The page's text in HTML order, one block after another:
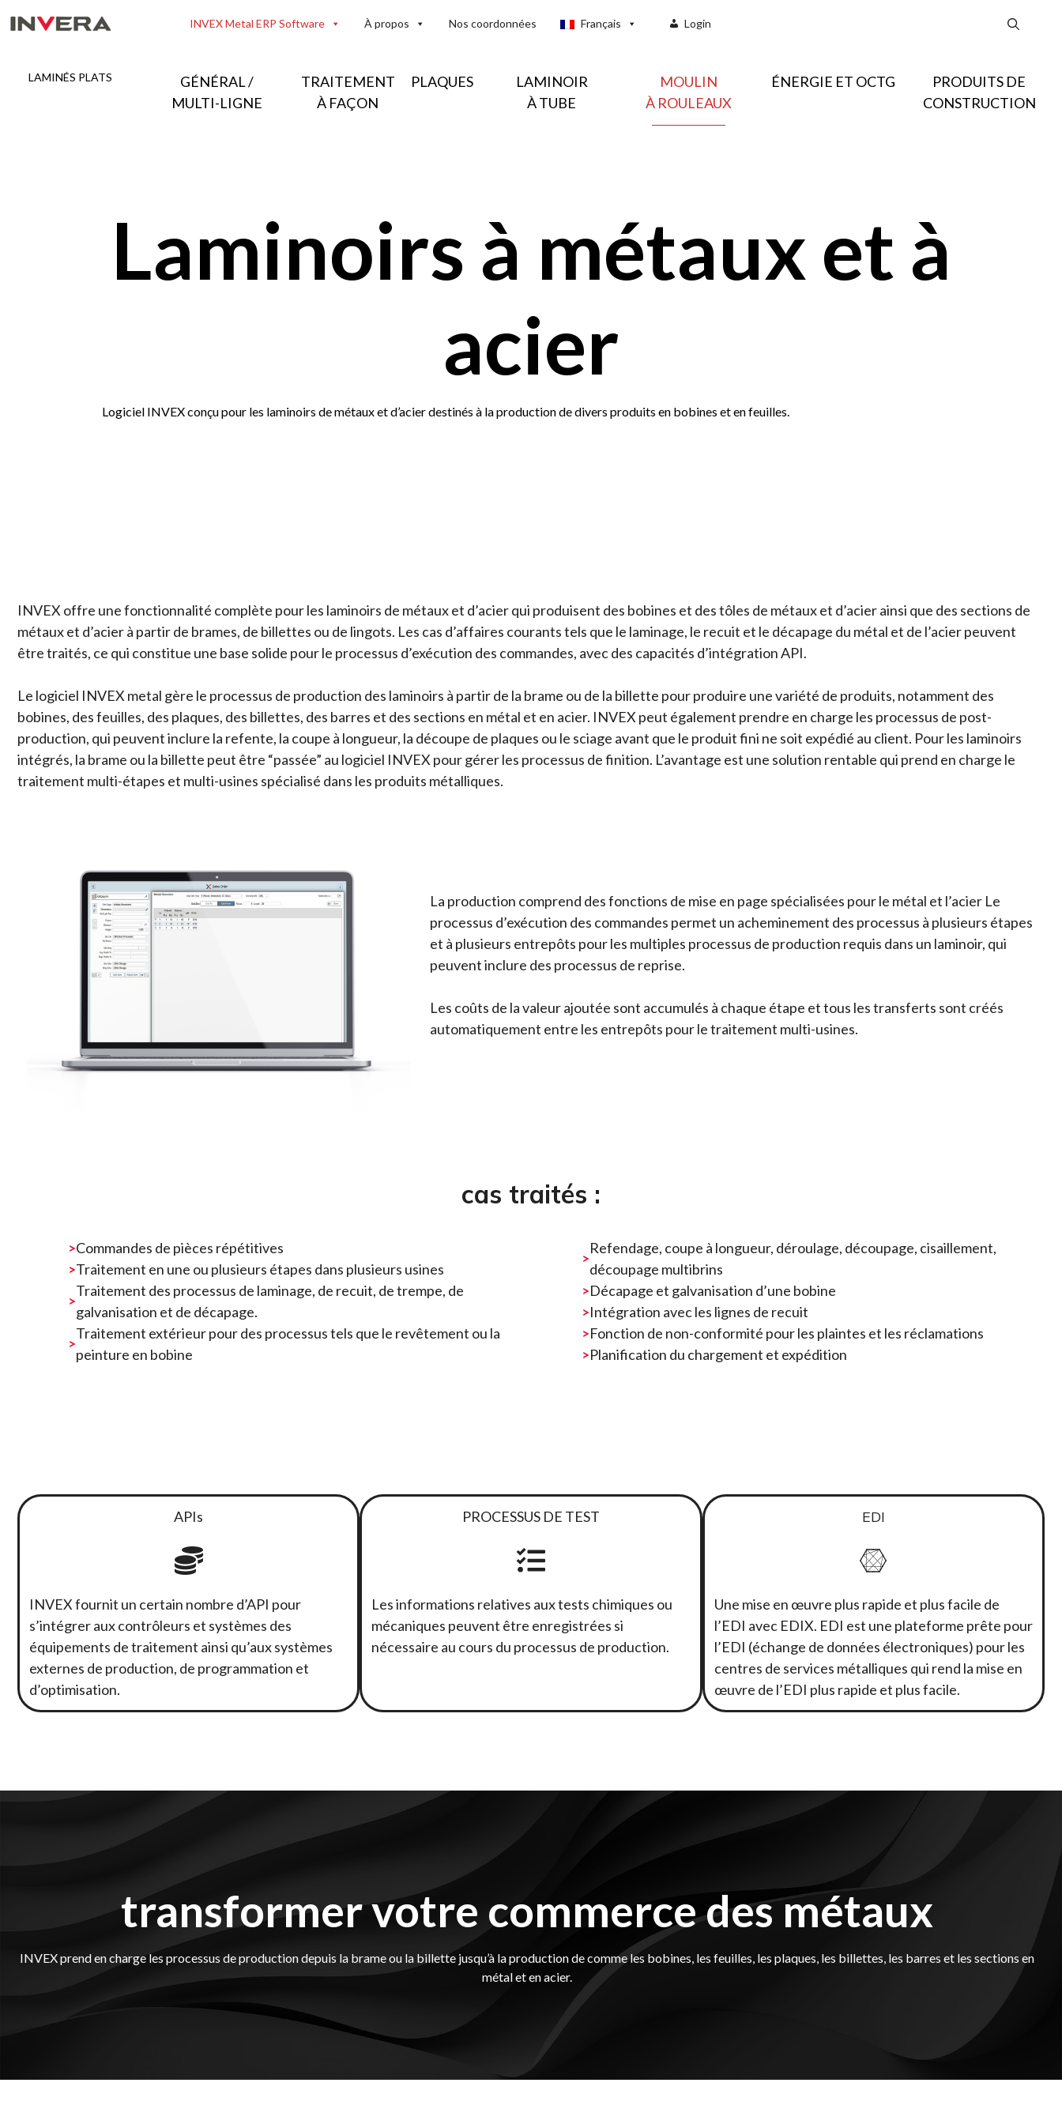
au
INVEX Metal ERP Software À propos Nos coordonnées Login
Français
LAMINÉS PLATS
GÉNÉRAL /
MULTI-LIGNE
TRAITEMENT
À FAÇON
PLAQUES
LAMINOIR
À TUBE
MOULIN
À ROULEAUX
ÉNERGIE ET OCTG
PRODUITS DE
CONSTRUCTION
Laminoirs à métaux et à
acier
Logiciel INVEX conçu pour les laminoirs de métaux et d’acier destinés à la production de divers produits en bobines et en feuilles.
INVEX offre une fonctionnalité complète pour les laminoirs de métaux et d’acier qui produisent des bobines et des tôles de métaux et d’acier ainsi que des sections de
métaux et d’acier à partir de brames, de billettes ou de lingots. Les cas d’affaires courants tels que le laminage, le recuit et le décapage du métal et de l’acier peuvent
être traités, ce qui constitue une base solide pour le processus d’exécution des commandes, avec des capacités d’intégration API.
Le logiciel INVEX metal gère le processus de production des laminoirs à partir de la brame ou de la billette pour produire une variété de produits, notamment des
bobines, des feuilles, des plaques, des billettes, des barres et des sections en métal et en acier. INVEX peut également prendre en charge les processus de post-
production, qui peuvent inclure la refente, la coupe à longueur, la découpe de plaques ou le sciage avant que le produit fini ne soit expédié au client. Pour les laminoirs
intégrés, la brame ou la billette peut être “passée” au logiciel INVEX pour gérer les processus de finition. L’avantage est une solution rentable qui prend en charge le
traitement multi-étapes et multi-usines spécialisé dans les produits métalliques.
La production comprend des fonctions de mise en page spécialisées pour le métal et l’acier Le
processus d’exécution des commandes permet un acheminement des processus à plusieurs étapes
et à plusieurs entrepôts pour les multiples processus de production requis dans un laminoir, qui
peuvent inclure des processus de reprise.
Les coûts de la valeur ajoutée sont accumulés à chaque étape et tous les transferts sont créés
automatiquement entre les entrepôts pour le traitement multi-usines.
cas traités :
Commandes de pièces répétitives
Traitement en une ou plusieurs étapes dans plusieurs usines
Traitement des processus de laminage, de recuit, de trempe, de
galvanisation et de décapage.
Traitement extérieur pour des processus tels que le revêtement ou la
peinture en bobine
Refendage, coupe à longueur, déroulage, découpage, cisaillement,
découpage multibrins
Décapage et galvanisation d’une bobine
Intégration avec les lignes de recuit
Fonction de non-conformité pour les plaintes et les réclamations
Planification du chargement et expédition
APIs
INVEX fournit un certain nombre d’API pour
s’intégrer aux contrôleurs et systèmes des
équipements de traitement ainsi qu’aux systèmes
externes de production, de programmation et
d’optimisation.
PROCESSUS DE TEST
Les informations relatives aux tests chimiques ou
mécaniques peuvent être enregistrées si
nécessaire au cours du processus de production.
EDI
Une mise en œuvre plus rapide et plus facile de
l’EDI avec EDIX. EDI est une plateforme prête pour
l’EDI (échange de données électroniques) pour les
centres de services métalliques qui rend la mise en
œuvre de l’EDI plus rapide et plus facile.
transformer votre commerce des métaux
INVEX prend en charge les processus de production depuis la brame ou la billette jusqu’à la production de comme les bobines, les feuilles, les plaques, les billettes, les barres et les sections en
métal et en acier.